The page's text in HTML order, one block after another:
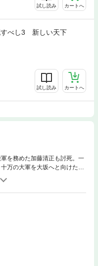
試し読み カートへ
すべし3 新しい天下
試し読み カートへ
を務めた加藤清正も討死。一
万の大軍を大坂へと向けた！
るのか？ 三成対秀頼。最後